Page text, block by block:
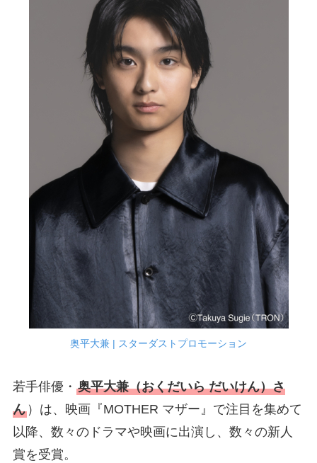
奥平大兼 | スターダストプロモーション
若手俳優・ 奥平大兼（おくだいら だいけん）さ
ん）は、映画『MOTHER マザー』で注目を集めて
以降、数々のドラマや映画に出演し、数々の新人
賞を受賞。